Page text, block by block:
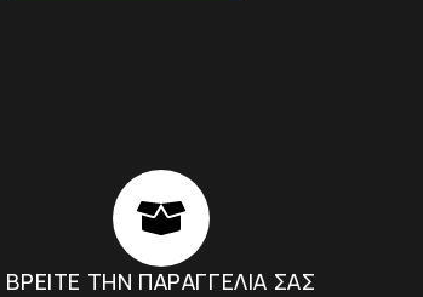
ΒΡΕΙΤΕ ΤΗΝ ΠΑΡΑΓΓΕΛΙΑ ΣΑΣ